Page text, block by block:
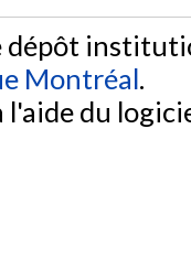
dépôt
Montréal.
l'aide du